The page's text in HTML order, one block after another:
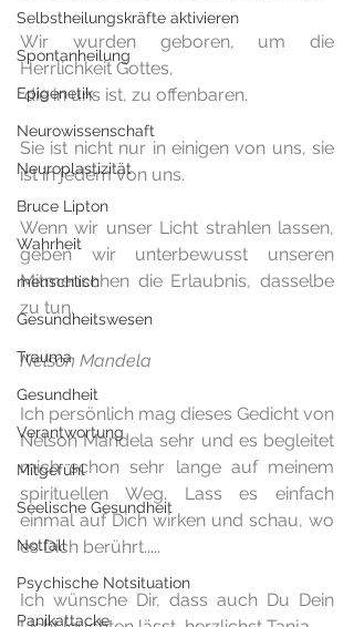
Selbstheilungskräfte aktivieren
Spontanheilung
Epigenetik
Neurowissenschaft
Neuroplastizität
Bruce Lipton
Wahrheit
menschlich
Gesundheitswesen
Trauma
Gesundheit
Verantwortung
Mitgefühl
Seelische Gesundheit
Notfall
Psychische Notsituation
Panikattacke
Wir wurden geboren, um die
Herrlichkeit Gottes,
die in uns ist, zu offenbaren.
Sie ist nicht nur in einigen von uns, sie
ist in jedem von uns.
Wenn wir unser Licht strahlen lassen,
geben wir unterbewusst unseren
Mitmenschen die Erlaubnis, dasselbe
zu tun.
Nelson Mandela
Ich persönlich mag dieses Gedicht von
Nelson Mandela sehr und es begleitet
mich schon sehr lange auf meinem
spirituellen Weg. Lass es einfach
einmal auf Dich wirken und schau, wo
es Dich berührt.....
Ich wünsche Dir, dass auch Du Dein